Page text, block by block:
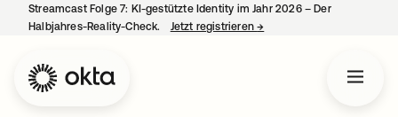
Streamcast Folge 7: KI-gestützte Identity im Jahr 2026 – Der
Halbjahres-Reality-Check.
Jetzt registrieren→